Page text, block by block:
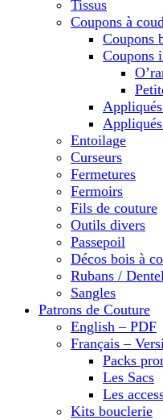
Tissus
Coupons à
Coupons
Coupons
Entoilage
Curseurs
Fermetures
Fermoirs
Fils de couture
Outils divers
Passepoil
Décos bois à
Rubans /
Sangles
Patrons de Couture
English – PDF
Français –
Packs
Les Sacs
Les
Kits bouclerie